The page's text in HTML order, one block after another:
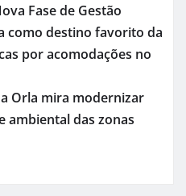
Fase de Gestão
como destino favorito da
por acomodações no
Orla mira modernizar
ambiental das zonas